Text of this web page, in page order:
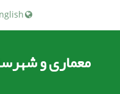
معماری و